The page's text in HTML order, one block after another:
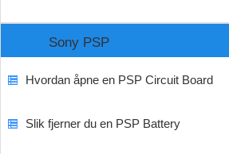
Sony PSP
Hvordan åpne en PSP Circuit Board
Slik fjerner du en PSP Battery